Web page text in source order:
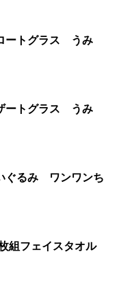
コぐんだん フロートグラス うみ
コぐんだん デザートグラス うみ
ぐるみ ワンワンち
組フェイスタオル